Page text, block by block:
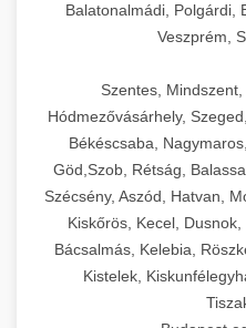
Balatonalmádi, Polgárdi,
Veszprém,
Szentes,
Hódmezővásárhely,
Békéscsaba,
Göd,Szob, Rétság,
Szécsény, Aszód, Hatvan,
Kiskőrös, Kecel,
Bácsalmás, Kelebia,
Kistelek,